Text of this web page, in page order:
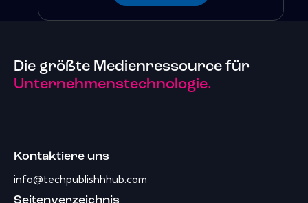
Die größte Medienressource für
Unternehmenstechnologie.
Kontaktiere uns
info@techpublishhhub.com
Seitenverzeichnis